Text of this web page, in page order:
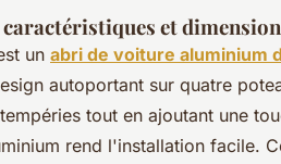
caractéristiques et
un abri de voiture aluminium
autoportant sur quatre
tout en ajoutant une
rend l'installation facile.